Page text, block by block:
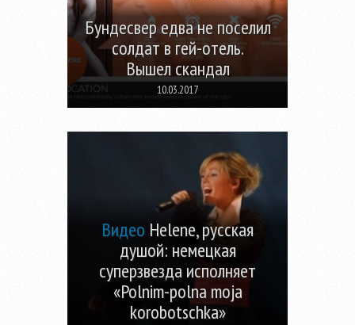
Бундесвер едва не поселил
солдат в гей-отель.
Вышел скандал
10.03.2017
Видео Helene, русская
душой: немецкая
суперзвезда исполняет
«Polnim-polna moja
korobotschka»